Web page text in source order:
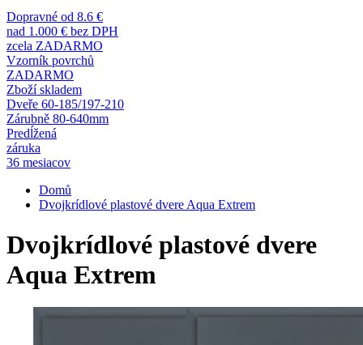
Dopravné od 8.6 €
nad 1.000 € bez DPH
zcela ZADARMO
Vzorník povrchů
ZADARMO
Zboží skladem
Dveře 60-185/197-210
Zárubně 80-640mm
Predĺžená
záruka
36 mesiacov
Domů
Dvojkrídlové plastové dvere Aqua Extrem
Dvojkrídlové plastové dvere
Aqua Extrem